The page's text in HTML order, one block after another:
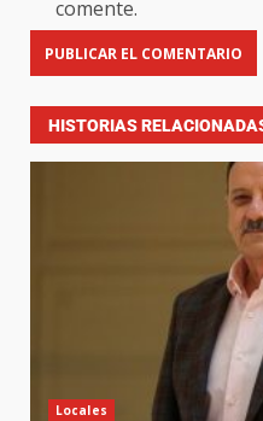
comente.
HISTORIAS
Locales